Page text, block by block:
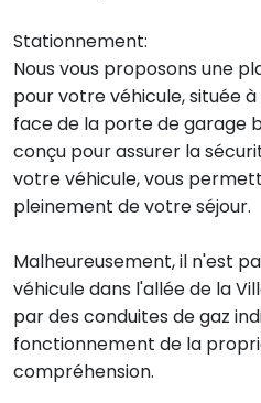
Stationnement:
Nous vous proposons une
pour votre véhicule, située
face de la porte de garage
conçu pour assurer la
votre véhicule, vous
pleinement de votre séjour.
Malheureusement, il n'est
véhicule dans l'allée de la
par des conduites de gaz
fonctionnement de la
compréhension.